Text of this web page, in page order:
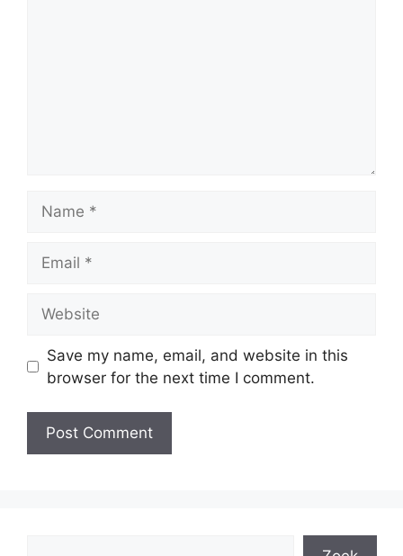
Save my name, email, and website in this
browser for the next time I comment.